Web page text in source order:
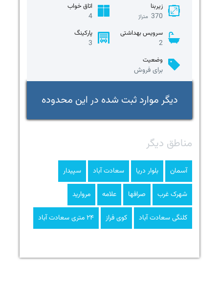
زیربنا
370 متراژ
اتاق خواب
4
سرویس بهداشتی
2
پارکینگ
3
وضعیت
برای فروش
دیگر موارد ثبت شده در این محدوده
مناطق دیگر
آسمان بلوار دریا سعادت آباد سپیدار
شهرک غرب صرافها علامه مروارید
کلنگی سعادت آباد کوی فراز ۲۴ متری سعادت آباد